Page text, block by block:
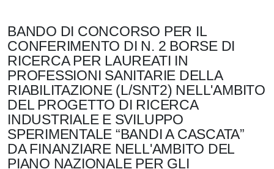
BANDO DI CONCORSO PER IL
CONFERIMENTO DI N. 2 BORSE DI
RICERCA PER LAUREATI IN
PROFESSIONI SANITARIE DELLA
RIABILITAZIONE (L/SNT2) NELL'AMBITO
DEL PROGETTO DI RICERCA
INDUSTRIALE E SVILUPPO
SPERIMENTALE “BANDI A CASCATA”
DA FINANZIARE NELL'AMBITO DEL
PIANO NAZIONALE PER GLI